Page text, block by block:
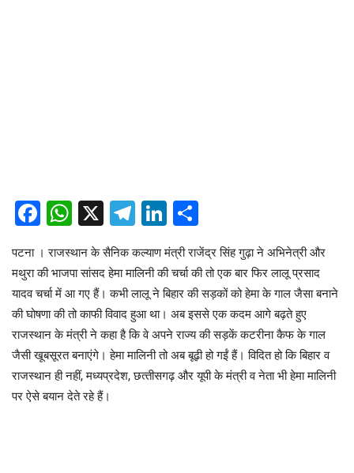
Facebook
WhatsApp
X Telegram
LinkedIn
पटना । राजस्‍थान के सैनिक कल्‍याण मंत्री राजेंद्र सिंह गुढ़ा ने अभिनेत्री और
मथुरा की भाजपा सांसद हेमा मालिनी की चर्चा की तो एक बार फिर लालू प्रसाद
यादव चर्चा में आ गए हैं। कभी लालू ने बिहार की सड़कों को हेमा के गाल जैसा बनाने
की घोषणा की तो काफी विवाद हुआ था। अब इससे एक कदम आगे बढ़ते हुए
राजस्‍थान के मंत्री ने कहा है कि वे अपने राज्‍य की सड़कें कटरीना कैफ के गाल
जैसी खूबसूरत बनाएंगे। हेमा मालिनी तो अब बूढ़ी हो गईं हैं। विदित हो कि बिहार व
राजस्‍थान ही नहीं, मध्‍यप्रदेश, छत्‍तीसगढ़ और यूपी के मंत्री व नेता भी हेमा मालिनी
पर ऐसे बयान देते रहे हैं।